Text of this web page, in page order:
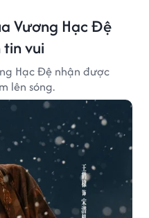
Vương Hạc Đệ
vui
Hạc Đệ nhận được
lên sóng.